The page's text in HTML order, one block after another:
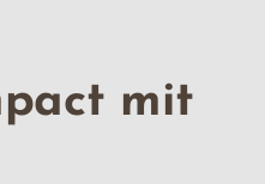
mit